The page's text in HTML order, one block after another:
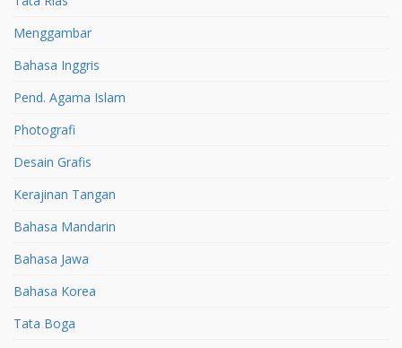
Menggambar
Bahasa Inggris
Pend. Agama Islam
Photografi
Desain Grafis
Kerajinan Tangan
Bahasa Mandarin
Bahasa Jawa
Bahasa Korea
Tata Boga